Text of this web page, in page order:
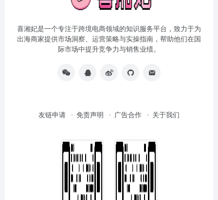
喜湘妃是一个专注于跨境电商领域的知识服务平台，致力于为
出海商家提供市场洞察、运营策略与实操指南，帮助他们在国
际市场中提升竞争力与销售业绩。
友链申请 免责声明 广告合作 关于我们